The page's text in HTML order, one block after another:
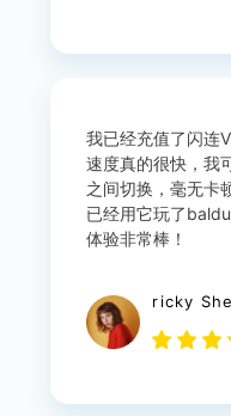
我已经充值了闪连
速度真的很快，我
之间切换，毫无卡
已经用它玩了
体验非常棒！
ricky